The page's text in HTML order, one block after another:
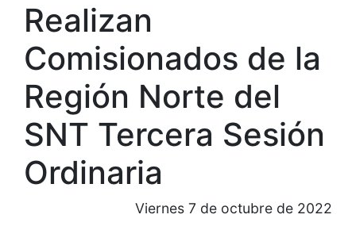
Realizan
Comisionados de la
Región Norte del
SNT Tercera Sesión
Ordinaria
Viernes 7 de octubre de 2022